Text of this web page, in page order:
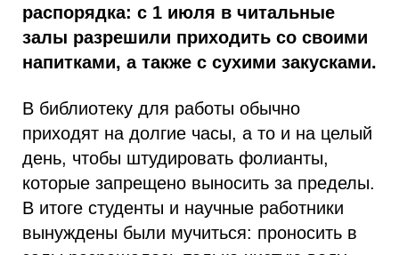
распорядка: с 1 июля в читальные
залы разрешили приходить со своими
напитками, а также с сухими закусками.
В библиотеку для работы обычно
приходят на долгие часы, а то и на целый
день, чтобы штудировать фолианты,
которые запрещено выносить за пределы.
В итоге студенты и научные работники
вынуждены были мучиться: проносить в